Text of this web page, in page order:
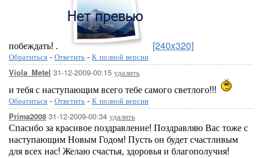
побеждать! . [240x320]
Обратиться - Ответить - К полной версии
Viola_Metel 31-12-2009-00:15 удалить
и тебя с наступающим всего тебе самого светлого!!!
Обратиться - Ответить - К полной версии
Prima2008 31-12-2009-00:34 удалить
Спасибо за красивое поздравление! Поздравляю Вас тоже с
наступающим Новым Годом! Пусть он будет счастливым
для всех нас! Желаю счастья, здоровья и благополучия!